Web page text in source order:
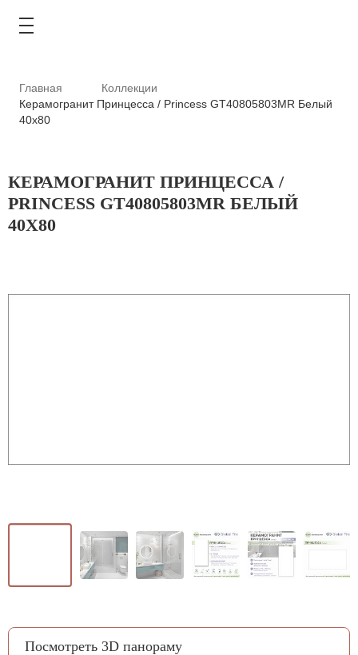
АКЦИИ
КОНТАКТЫ
Главная
Коллекции
Керамогранит Принцесса / Princess GT40805803MR Белый
40x80
КЕРАМОГРАНИТ ПРИНЦЕССА /
PRINCESS GT40805803MR БЕЛЫЙ
40X80
Посмотреть 3D панораму